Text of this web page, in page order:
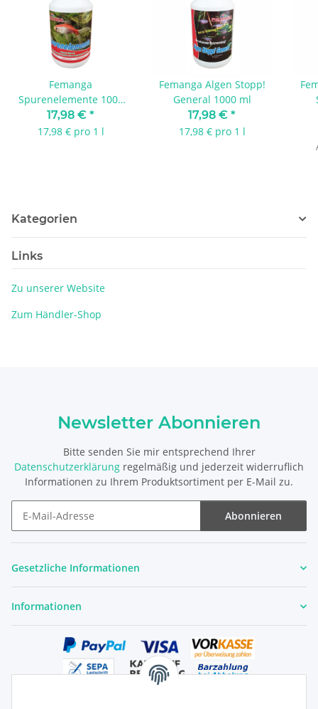
Femanga
Spurenelemente 1000
ml
17,98 € *
17,98 € pro 1 l
Femanga Algen Stopp!
General 1000 ml
17,98 € *
17,98 € pro 1 l
Kategorien
Links
Zu unserer Website
Zum Händler-Shop
Newsletter Abonnieren
Bitte senden Sie mir entsprechend Ihrer
Datenschutzerklärung regelmäßig und jederzeit widerruflich
Informationen zu Ihrem Produktsortiment per E-Mail zu.
Abonnieren
Gesetzliche Informationen
Informationen